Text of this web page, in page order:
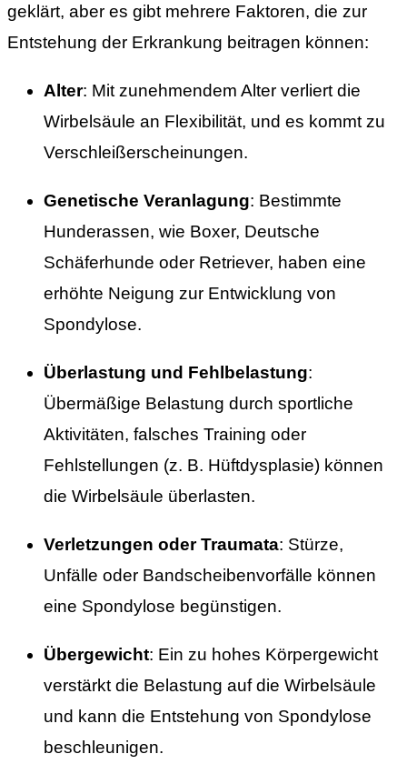
geklärt, aber es gibt mehrere Faktoren, die zur
Entstehung der Erkrankung beitragen können:
Alter: Mit zunehmendem Alter verliert die
Wirbelsäule an Flexibilität, und es kommt zu
Verschleißerscheinungen.
Genetische Veranlagung: Bestimmte
Hunderassen, wie Boxer, Deutsche
Schäferhunde oder Retriever, haben eine
erhöhte Neigung zur Entwicklung von
Spondylose.
Überlastung und Fehlbelastung:
Übermäßige Belastung durch sportliche
Aktivitäten, falsches Training oder
Fehlstellungen (z. B. Hüftdysplasie) können
die Wirbelsäule überlasten.
Verletzungen oder Traumata: Stürze,
Unfälle oder Bandscheibenvorfälle können
eine Spondylose begünstigen.
Übergewicht: Ein zu hohes Körpergewicht
verstärkt die Belastung auf die Wirbelsäule
und kann die Entstehung von Spondylose
beschleunigen.